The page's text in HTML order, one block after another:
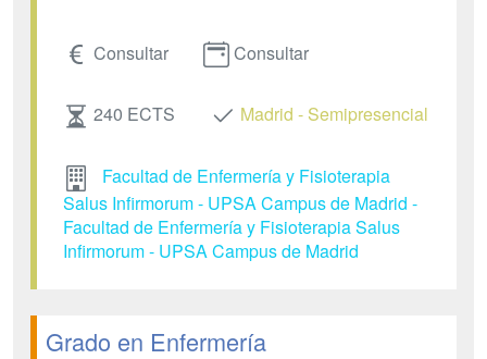
Consultar Consultar
240 ECTS Madrid - Semipresencial
Facultad de Enfermería y Fisioterapia
Salus Infirmorum - UPSA Campus de Madrid -
Facultad de Enfermería y Fisioterapia Salus
Infirmorum - UPSA Campus de Madrid
Grado en Enfermería